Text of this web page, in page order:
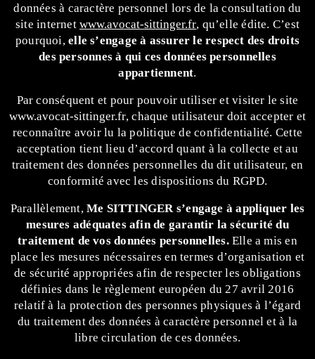
données à caractère personnel lors de la consultation du
site internetwww.avocat-sittinger.fr, qu’elle édite. C’est
pourquoi,elle s’engage à assurer le respect des droits
des personnes à qui ces données personnelles
appartiennent.
Par conséquent et pour pouvoir utiliser et visiter le site
www.avocat-sittinger.fr, chaque utilisateur doit accepter et
reconnaître avoir lu la politique de confidentialité. Cette
acceptation tient lieu d’accord quant à la collecte et au
traitement des données personnelles du dit utilisateur, en
conformité avec les dispositions du RGPD.
Parallèlement,Me SITTINGER s’engage à appliquer les
mesures adéquates afin de garantir la sécurité du
traitement de vos données personnelles.Elle a mis en
place les mesures nécessaires en termes d’organisation et
de sécurité appropriées afin de respecter les obligations
définies dans le règlement européen du 27 avril 2016
relatif à la protection des personnes physiques à l’égard
du traitement des données à caractère personnel et à la
libre circulation de ces données.